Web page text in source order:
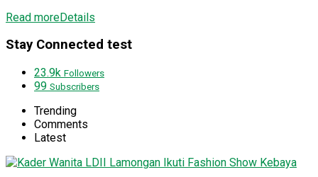
Read moreDetails
Stay Connected test
23.9k Followers
99 Subscribers
Trending
Comments
Latest